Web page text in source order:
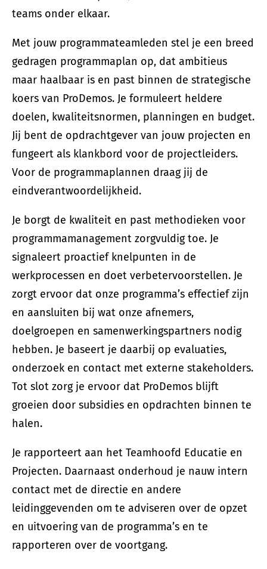
teams onder elkaar.
Met jouw programmateamleden stel je een breed
gedragen programmaplan op, dat ambitieus
maar haalbaar is en past binnen de strategische
koers van ProDemos. Je formuleert heldere
doelen, kwaliteitsnormen, planningen en budget.
Jij bent de opdrachtgever van jouw projecten en
fungeert als klankbord voor de projectleiders.
Voor de programmaplannen draag jij de
eindverantwoordelijkheid.
Je borgt de kwaliteit en past methodieken voor
programmamanagement zorgvuldig toe. Je
signaleert proactief knelpunten in de
werkprocessen en doet verbetervoorstellen. Je
zorgt ervoor dat onze programma’s effectief zijn
en aansluiten bij wat onze afnemers,
doelgroepen en samenwerkingspartners nodig
hebben. Je baseert je daarbij op evaluaties,
onderzoek en contact met externe stakeholders.
Tot slot zorg je ervoor dat ProDemos blijft
groeien door subsidies en opdrachten binnen te
halen.
Je rapporteert aan het Teamhoofd Educatie en
Projecten. Daarnaast onderhoud je nauw intern
contact met de directie en andere
leidinggevenden om te adviseren over de opzet
en uitvoering van de programma’s en te
rapporteren over de voortgang.